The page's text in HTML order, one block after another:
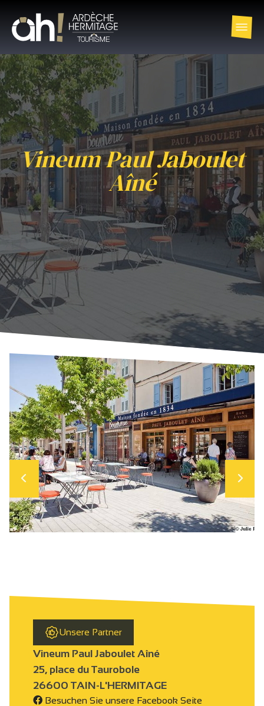
Vineum Paul Jaboulet
Aîné
Unsere Partner
Vineum Paul Jaboulet Aîné
25, place du Taurobole
26600 TAIN-L'HERMITAGE
Besuchen Sie unsere Facebook Seite